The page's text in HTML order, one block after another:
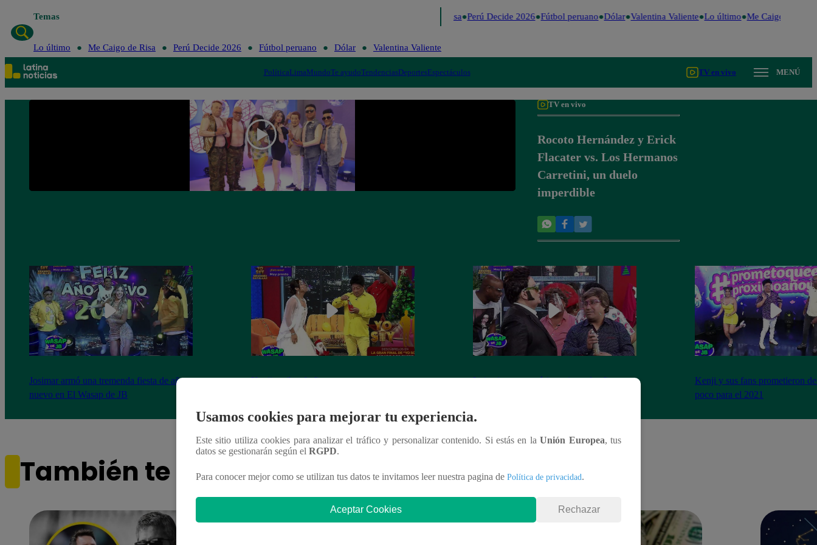
Temas Me Caigo de Risa Perú Decide 2026 Fútbol peruano Dólar Valentina Valiente Lo último Me Caigo de Risa
Lo último Me Caigo de Risa Perú Decide 2026 Fútbol peruano Dólar Valentina Valiente
PolíticaLimaMundoTe ayudoTendenciasDeportesEspectáculos TV en vivo MENÚ
TV en vivo
Rocoto Hernández y Erick
Flacater vs. Los Hermanos
Carretini, un duelo
imperdible
Josimar armó una tremenda fiesta de año
nuevo en El Wasap de JB
Kenji recibe el año nuevo con otro
Luismi tuvo un pésimo cierre de año y se
Kenji y sus fans prometieron
poco para el 2021
También te puede interesar
Usamos cookies para mejorar tu experiencia.
Este sitio utiliza cookies para analizar el tráfico y personalizar contenido. Si estás en laUnión Europea, tus
datos se gestionarán según el RGPD.
Para conocer mejor como se utilizan tus datos te invitamos leer nuestra pagina de Política de privacidad.
Aceptar Cookies Rechazar